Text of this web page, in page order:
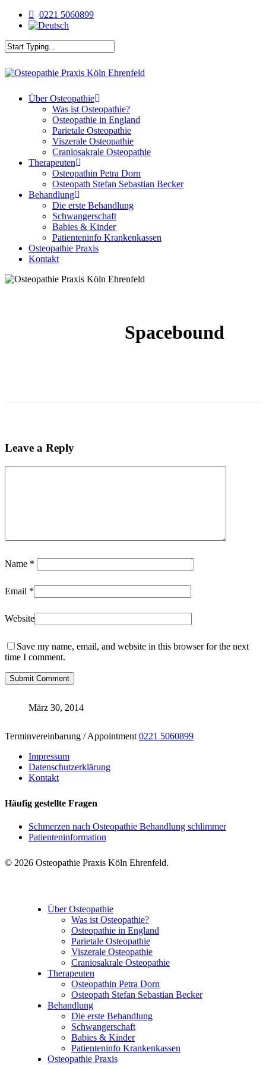
Skip
content
0221 5060899
Close
Menu
Über Osteopathie
Was ist Osteopathie?
Osteopathie in England
Parietale Osteopathie
Viszerale Osteopathie
Craniosakrale Osteopathie
Therapeuten
Osteopathin Petra Dorn
Osteopath Stefan Sebastian Becker
Behandlung
Die erste Behandlung
Schwangerschaft
Babies & Kinder
Patienteninfo Krankenkassen
Osteopathie Praxis
Kontakt
Spacebound
Leave a Reply
Name *
Email *
Website
Save my name, email, and website in this browser for the next
time I comment.
März 30, 2014
Terminvereinbarung / Appointment 0221 5060899
Impressum
Datenschutzerklärung
Kontakt
Häufig gestellte Fragen
Schmerzen nach Osteopathie Behandlung schlimmer
Patienteninformation
© 2026 Osteopathie Praxis Köln Ehrenfeld.
Close
Über Osteopathie
Was ist Osteopathie?
Osteopathie in England
Parietale Osteopathie
Viszerale Osteopathie
Craniosakrale Osteopathie
Therapeuten
Osteopathin Petra Dorn
Osteopath Stefan Sebastian Becker
Behandlung
Die erste Behandlung
Schwangerschaft
Babies & Kinder
Patienteninfo Krankenkassen
Osteopathie Praxis